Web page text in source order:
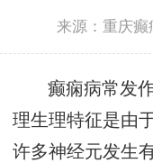
来源：重庆癫
癫痫病常发
理生理特征是由
许多神经元发生